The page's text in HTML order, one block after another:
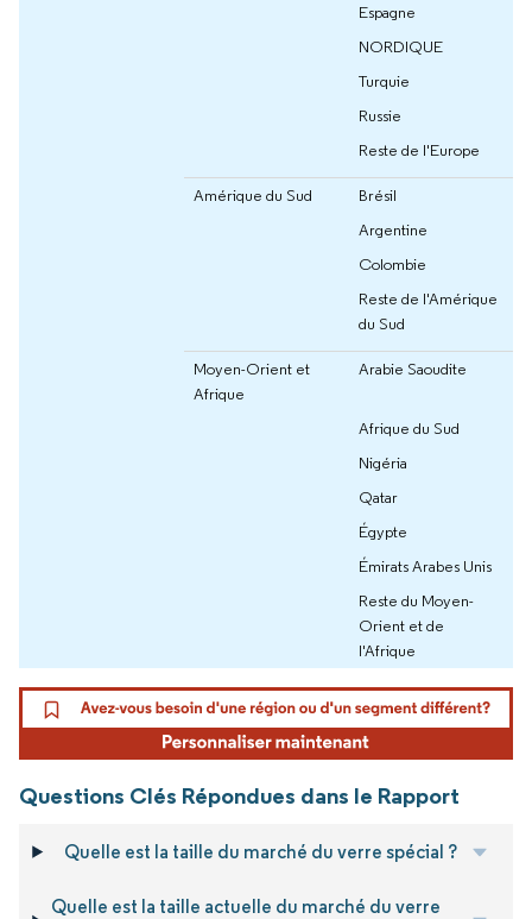
Espagne
NORDIQUE
Turquie
Russie
Reste de l'Europe
Amérique du Sud
Brésil
Argentine
Colombie
Reste de l'Amérique
du Sud
Moyen-Orient et
Afrique
Arabie Saoudite
Afrique du Sud
Nigéria
Qatar
Égypte
Émirats Arabes Unis
Reste du Moyen-
Orient et de
l'Afrique
Questions Clés Répondues dans le Rapport
Quelle est la taille du marché du verre spécial ?
Quelle est la taille actuelle du marché du verre